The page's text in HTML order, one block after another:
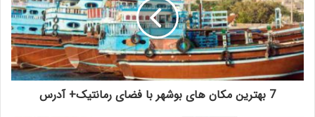
7 بهترین مکان های بوشهر با فضای رمانتیک+ آدرس